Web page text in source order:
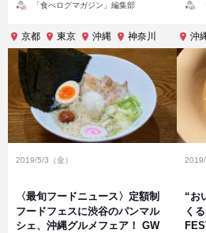
「食べログマガジン」編集部
京都 東京 沖縄 神奈川
2019/5/3（金）
〈最旬フードニュース〉定額制
フードフェスに渋谷のパンマル
シェ、沖縄グルメフェア！ GW
沖
2019/
“お
く